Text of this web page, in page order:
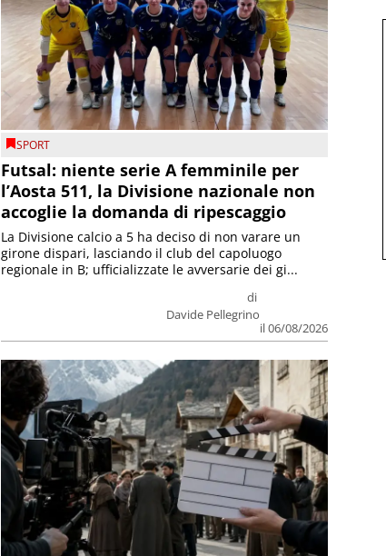
SPORT
Futsal: niente serie A femminile per
l’Aosta 511, la Divisione nazionale non
accoglie la domanda di ripescaggio
di
Davide Pellegrino
il 06/08/2026
La Divisione calcio a 5 ha deciso di non varare un
girone dispari, lasciando il club del capoluogo
regionale in B; ufficializzate le avversarie dei gi...